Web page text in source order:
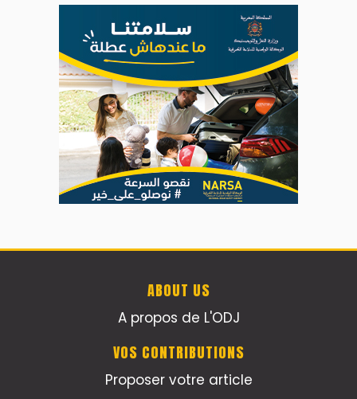
ABOUT US
A propos de L'ODJ
VOS CONTRIBUTIONS
Proposer votre article